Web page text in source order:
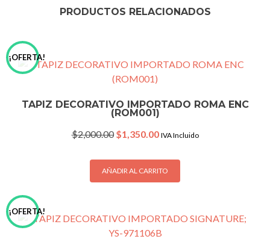
PRODUCTOS RELACIONADOS
¡OFERTA!
TAPIZ DECORATIVO IMPORTADO ROMA ENC
(ROM001)
$2,000.00 Original
was:
$2,000.00.
$1,350.00Current
is:
$1,350.00.
IVA Incluido
AÑADIR AL CARRITO
¡OFERTA!